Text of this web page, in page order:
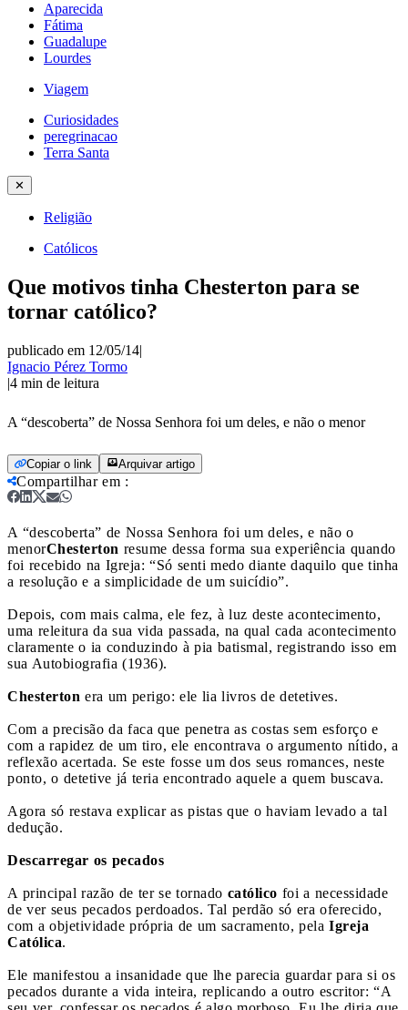
Aparecida
Fátima
Guadalupe
Lourdes
Viagem
Curiosidades
peregrinacao
Terra Santa
✕
Religião
Católicos
Que motivos tinha Chesterton para se
tornar católico?
publicado em 12/05/14|
Ignacio Pérez Tormo
|4 min de leitura
A “descoberta” de Nossa Senhora foi um deles, e não o menor
Copiar o link Arquivar artigo
Compartilhar em :
A “descoberta” de Nossa Senhora foi um deles, e não o
menorChesterton resume dessa forma sua experiência quando
foi recebido na Igreja: “Só senti medo diante daquilo que tinha
a resolução e a simplicidade de um suicídio”.
Depois, com mais calma, ele fez, à luz deste acontecimento,
uma releitura da sua vida passada, na qual cada acontecimento
claramente o ia conduzindo à pia batismal, registrando isso em
sua Autobiografia (1936).
Chesterton era um perigo: ele lia livros de detetives.
Com a precisão da faca que penetra as costas sem esforço e
com a rapidez de um tiro, ele encontrava o argumento nítido, a
reflexão acertada. Se este fosse um dos seus romances, neste
ponto, o detetive já teria encontrado aquele a quem buscava.
Agora só restava explicar as pistas que o haviam levado a tal
dedução.
Descarregar os pecados
A principal razão de ter se tornado católico foi a necessidade
de ver seus pecados perdoados. Tal perdão só era oferecido,
com a objetividade própria de um sacramento, pela Igreja
Católica.
Ele manifestou a insanidade que lhe parecia guardar para si os
pecados durante a vida inteira, replicando a outro escritor: “A